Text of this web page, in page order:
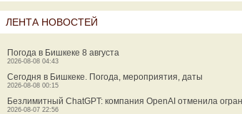
ЛЕНТА НОВОСТЕЙ
Погода в Бишкеке 8 августа
2026-08-08 04:43
Сегодня в Бишкеке. Погода, мероприятия, даты
2026-08-08 00:15
Безлимитный ChatGPT: компания OpenAI отменила
2026-08-07 22:56